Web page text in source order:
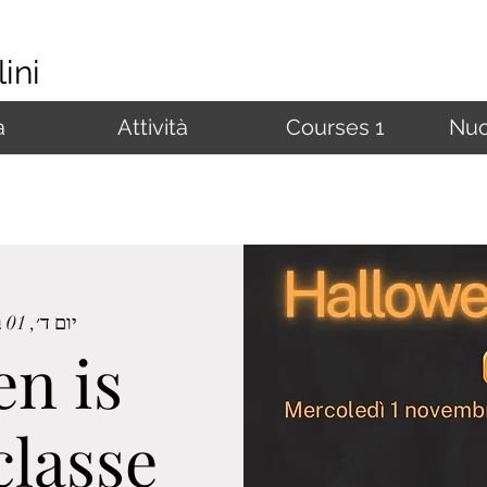
Attività Courses 1
יום ד׳, 01 בנוב׳
is